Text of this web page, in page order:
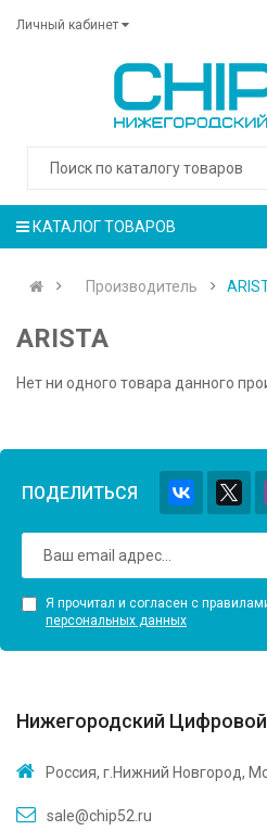
Личный кабинет
КАТАЛОГ ТОВАРОВ
Производитель
ARISTA
Нет ни одного товара данного
ПОДЕЛИТЬСЯ
Я прочитал и согласен с
персональных данных
Нижегородский Цифровой
Россия, г.Нижний Новгород,
sale@chip52.ru